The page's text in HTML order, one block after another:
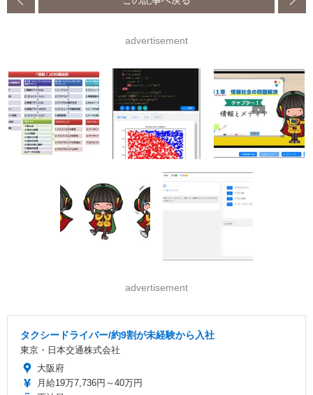
advertisement
advertisement
タクシードライバー/約9割が未経験から入社
東京・日本交通株式会社
大阪府
月給19万7,736円～40万円